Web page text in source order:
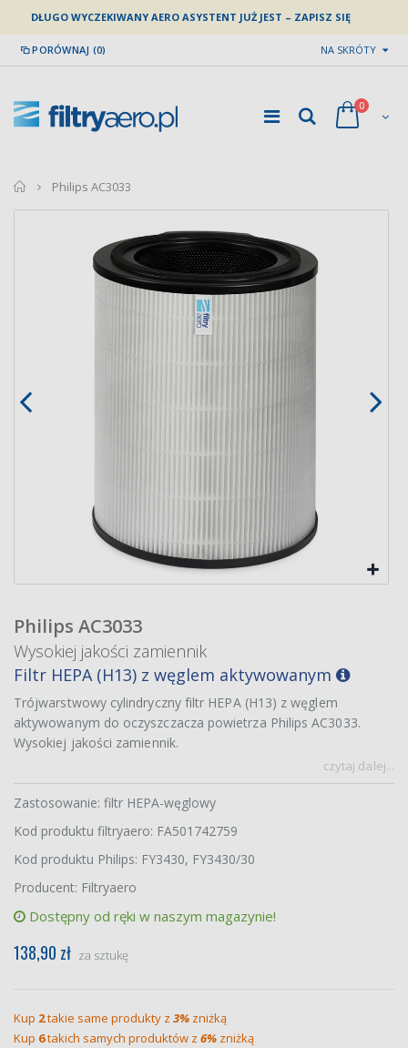
DŁUGO WYCZEKIWANY AERO ASYSTENT JUŻ JEST – ZAPISZ SIĘ
PORÓWNAJ (0) NA SKRÓTY
0
home
Philips AC3033
Philips AC3033
Wysokiej jakości zamiennik
Filtr HEPA (H13) z węglem aktywowanym
Trójwarstwowy cylindryczny filtr HEPA (H13) z węglem
aktywowanym do oczyszczacza powietrza Philips AC3033.
Wysokiej jakości zamiennik.
czytaj dalej...
Zastosowanie: filtr HEPA-węglowy
Kod produktu filtryaero: FA501742759
Kod produktu Philips: FY3430, FY3430/30
Producent: Filtryaero
Dostępny od ręki w naszym magazynie!
138,90 zł za sztukę
Kup 2takie same produkty z 3% zniżką
Kup 6takich samych produktów z 6% zniżką